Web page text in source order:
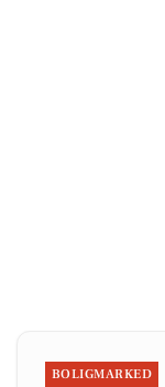
BOLIGMARKED